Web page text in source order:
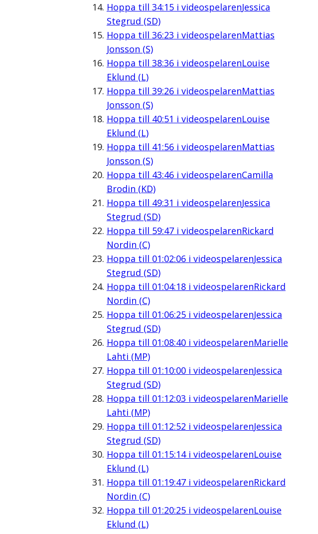
Hoppa till 34:15i videospelarenJessica
Stegrud (SD)
Hoppa till 36:23 i videospelarenMattias
Jonsson (S)
Hoppa till 38:36i videospelarenLouise
Eklund (L)
Hoppa till 39:26i videospelarenMattias
Jonsson (S)
Hoppa till 40:51 i videospelarenLouise
Eklund (L)
Hoppa till 41:56i videospelarenMattias
Jonsson (S)
Hoppa till 43:46i videospelarenCamilla
Brodin (KD)
Hoppa till 49:31 i videospelarenJessica
Stegrud (SD)
Hoppa till 59:47i videospelarenRickard
Nordin (C)
Hoppa till 01:02:06i videospelarenJessica
Stegrud (SD)
Hoppa till 01:04:18i videospelarenRickard
Nordin (C)
Hoppa till 01:06:25i videospelarenJessica
Stegrud (SD)
Hoppa till 01:08:40i videospelarenMarielle
Lahti (MP)
Hoppa till 01:10:00i videospelarenJessica
Stegrud (SD)
Hoppa till 01:12:03 i videospelarenMarielle
Lahti (MP)
Hoppa till 01:12:52 i videospelarenJessica
Stegrud (SD)
Hoppa till 01:15:14i videospelarenLouise
Eklund (L)
Hoppa till 01:19:47i videospelarenRickard
Nordin (C)
Hoppa till 01:20:25i videospelarenLouise
Eklund (L)